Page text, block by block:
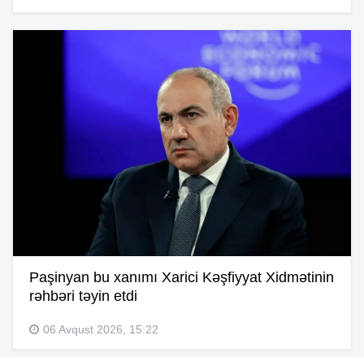
Paşinyan bu xanımı Xarici Kəşfiyyat Xidmətinin
rəhbəri təyin etdi
06 Avqust 2026, 15:22